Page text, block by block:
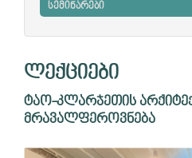
სემინარები
ლექციები
ტაო-კლარჯეთის
მრავალფეროვნება